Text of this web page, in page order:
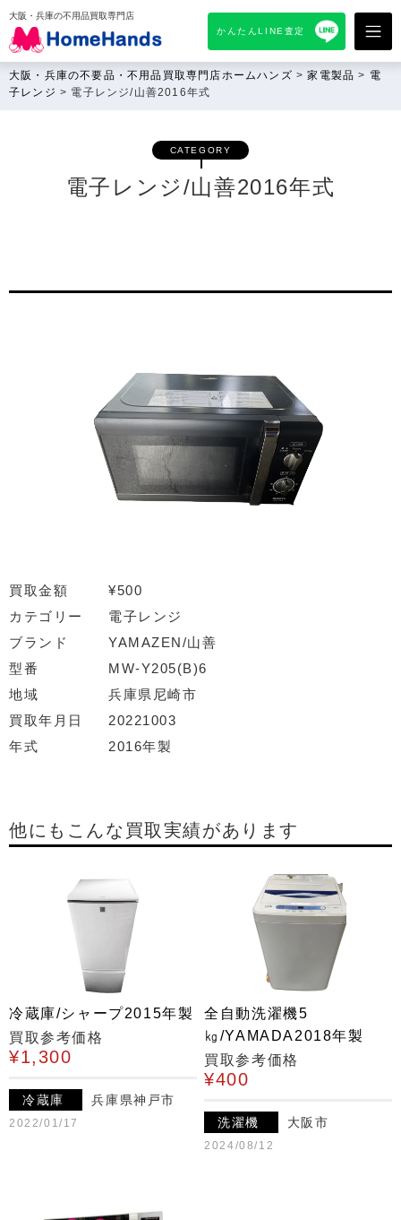
大阪・兵庫の不用品買取専門店
かんたんLINE査定
大阪・兵庫の不要品・不用品買取専門店ホームハンズ >家電製品 > 電
子レンジ > 電子レンジ/山善2016年式
CATEGORY
電子レンジ/山善2016年式
買取金額
¥500
カテゴリー
電子レンジ
ブランド
YAMAZEN/山善
型番
MW-Y205(B)6
地域
兵庫県尼崎市
買取年月日
20221003
年式
2016年製
他にもこんな買取実績があります
冷蔵庫/シャープ2015年製
買取参考価格
¥1,300
冷蔵庫 兵庫県神戸市
2022/01/17
全自動洗濯機5
㎏/YAMADA2018年製
買取参考価格
¥400
洗濯機 大阪市
2024/08/12